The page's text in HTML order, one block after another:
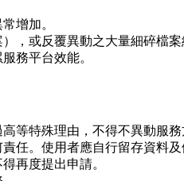
增加。
，或反覆異動之大量細碎檔
務平台效能。
等特殊理由，不得不異動服
任。使用者應自行留存資料及
再度提出申請。